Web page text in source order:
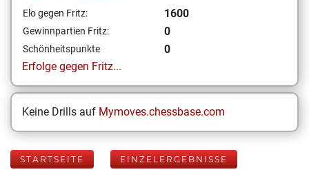
Elo gegen Fritz: 1600
Gewinnpartien Fritz: 0
Schönheitspunkte
0
Erfolge gegen Fritz...
Keine Drills auf Mymoves.chessbase.com
STARTSEITE EINZELERGEBNISSE